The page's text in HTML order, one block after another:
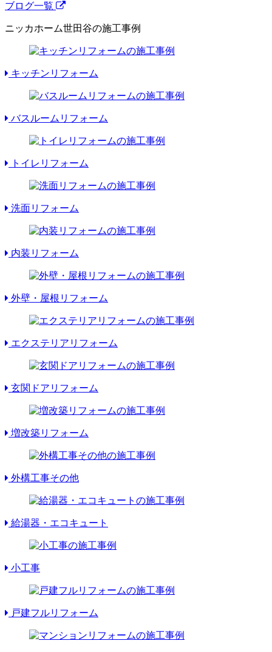
ブログ一覧
ニッカホーム世田谷の施工事例
キッチンリフォーム
バスルームリフォーム
トイレリフォーム
洗面リフォーム
内装リフォーム
外壁・屋根リフォーム
エクステリアリフォーム
玄関ドアリフォーム
増改築リフォーム
外構工事その他
給湯器・エコキュート
小工事
戸建フルリフォーム